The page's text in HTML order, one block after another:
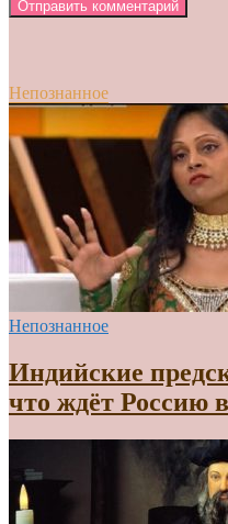
Непознанное
Непознанное
Индийские
что ждёт Россию